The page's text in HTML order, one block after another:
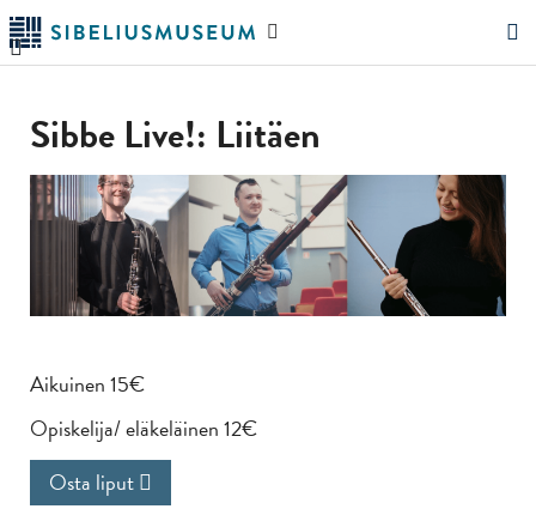
Siirry
pääsisältöön
Hae
Sibbe Live!: Liitäen
Aikuinen 15€
Opiskelija/ eläkeläinen 12€
Osta liput